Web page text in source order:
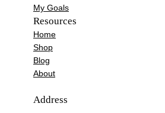
My Goals
Resources
Home
Shop
Blog
About
Address